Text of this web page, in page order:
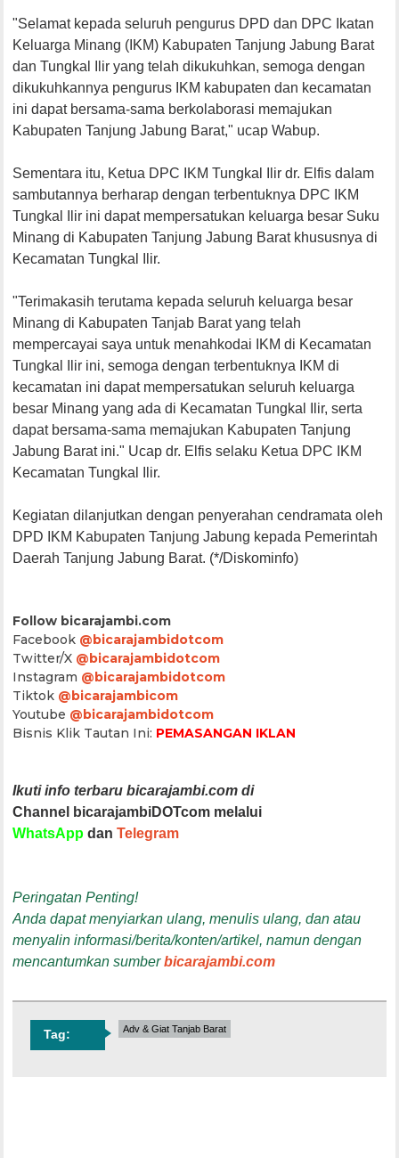
"Selamat kepada seluruh pengurus DPD dan DPC Ikatan
Keluarga Minang (IKM) Kabupaten Tanjung Jabung Barat
dan Tungkal Ilir yang telah dikukuhkan, semoga dengan
dikukuhkannya pengurus IKM kabupaten dan kecamatan
ini dapat bersama-sama berkolaborasi memajukan
Kabupaten Tanjung Jabung Barat," ucap Wabup.
Sementara itu, Ketua DPC IKM Tungkal Ilir dr. Elfis dalam
sambutannya berharap dengan terbentuknya DPC IKM
Tungkal Ilir ini dapat mempersatukan keluarga besar Suku
Minang di Kabupaten Tanjung Jabung Barat khususnya di
Kecamatan Tungkal Ilir.
"Terimakasih terutama kepada seluruh keluarga besar
Minang di Kabupaten Tanjab Barat yang telah
mempercayai saya untuk menahkodai IKM di Kecamatan
Tungkal Ilir ini, semoga dengan terbentuknya IKM di
kecamatan ini dapat mempersatukan seluruh keluarga
besar Minang yang ada di Kecamatan Tungkal Ilir, serta
dapat bersama-sama memajukan Kabupaten Tanjung
Jabung Barat ini." Ucap dr. Elfis selaku Ketua DPC IKM
Kecamatan Tungkal Ilir.
Kegiatan dilanjutkan dengan penyerahan cendramata oleh
DPD IKM Kabupaten Tanjung Jabung kepada Pemerintah
Daerah Tanjung Jabung Barat. (*/Diskominfo)
Follow bicarajambi.com
Facebook @bicarajambidotcom
Twitter/X @bicarajambidotcom
Instagram @bicarajambidotcom
Tiktok @bicarajambicom
Youtube @bicarajambidotcom
Bisnis Klik Tautan Ini: PEMASANGAN IKLAN
Ikuti info terbaru bicarajambi.com di
Channel bicarajambiDOTcom melalui
WhatsApp danTelegram
Peringatan Penting!
Anda dapat menyiarkan ulang, menulis ulang, dan atau
menyalin informasi/berita/konten/artikel, namun dengan
mencantumkan sumberbicarajambi.com
Tag: Adv & Giat Tanjab Barat